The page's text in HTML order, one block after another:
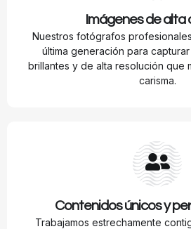
Imágenes de alta
Nuestros fotógrafos
última generación para capturar
brillantes y de alta resolución que
carisma.
Contenidos únicos y
Trabajamos estrechamente